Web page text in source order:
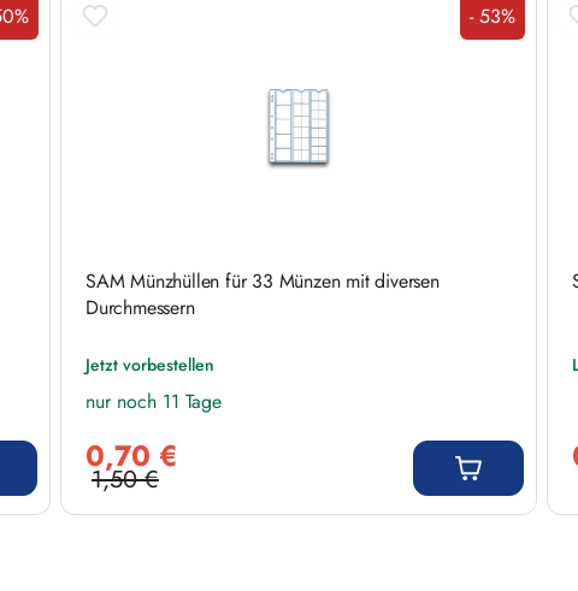
Rabatt
- 53%
SAM Münzhüllen für 33 Münzen mit diversen
Durchmessern
Jetzt vorbestellen
nur noch 11 Tage
0,70 €
Regulärer Preis:
1,50 €